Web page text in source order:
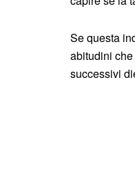
Se questa
abitudini
successivi